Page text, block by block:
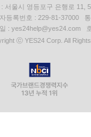
: 서울시 영등포구 은행로 11,
등록번호 : 229-81-37000
: yes24help@yes24.com
ⓒ YES24 Corp. All